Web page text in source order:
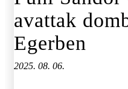
avattak
Egerben
2025. 08. 06.